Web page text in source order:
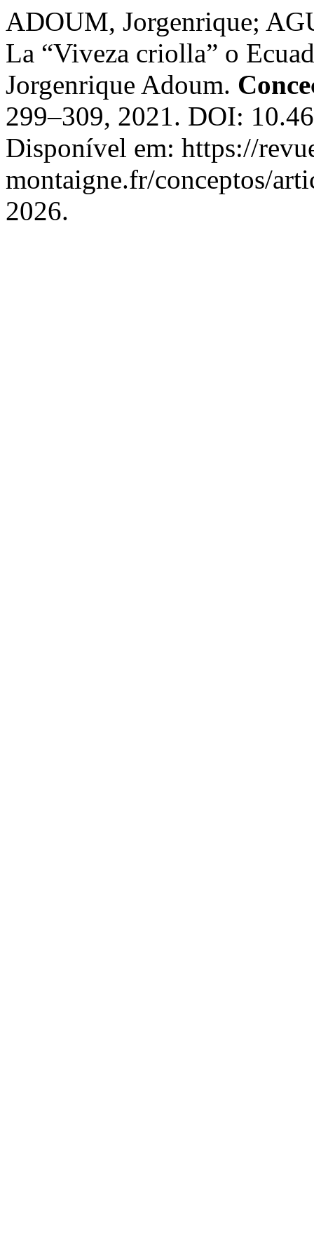
ADOUM, Jorgenrique;
La “Viveza criolla” o
Jorgenrique Adoum.
299–309, 2021. DOI:
Disponível em: https://
montaigne.fr/conceptos/
2026.